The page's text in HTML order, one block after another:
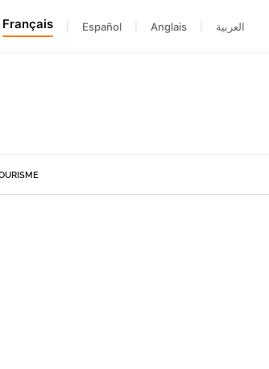
Français Español Anglais العربية